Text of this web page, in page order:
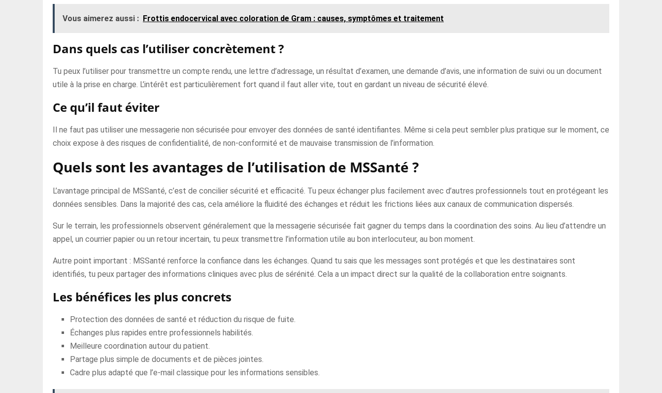
Vous aimerez aussi : Frottis endocervical avec coloration de Gram : causes, symptômes et traitement
Dans quels cas l’utiliser concrètement ?
Tu peux l’utiliser pour transmettre un compte rendu, une lettre d’adressage, un résultat d’examen, une demande d’avis, une information de suivi ou un document
utile à la prise en charge. L’intérêt est particulièrement fort quand il faut aller vite, tout en gardant un niveau de sécurité élevé.
Ce qu’il faut éviter
Il ne faut pas utiliser une messagerie non sécurisée pour envoyer des données de santé identifiantes. Même si cela peut sembler plus pratique sur le moment, ce
choix expose à des risques de confidentialité, de non-conformité et de mauvaise transmission de l’information.
Quels sont les avantages de l’utilisation de MSSanté ?
L’avantage principal de MSSanté, c’est de concilier sécurité et efficacité. Tu peux échanger plus facilement avec d’autres professionnels tout en protégeant les
données sensibles. Dans la majorité des cas, cela améliore la fluidité des échanges et réduit les frictions liées aux canaux de communication dispersés.
Sur le terrain, les professionnels observent généralement que la messagerie sécurisée fait gagner du temps dans la coordination des soins. Au lieu d’attendre un
appel, un courrier papier ou un retour incertain, tu peux transmettre l’information utile au bon interlocuteur, au bon moment.
Autre point important : MSSanté renforce la confiance dans les échanges. Quand tu sais que les messages sont protégés et que les destinataires sont
identifiés, tu peux partager des informations cliniques avec plus de sérénité. Cela a un impact direct sur la qualité de la collaboration entre soignants.
Les bénéfices les plus concrets
Protection des données de santé et réduction du risque de fuite.
Échanges plus rapides entre professionnels habilités.
Meilleure coordination autour du patient.
Partage plus simple de documents et de pièces jointes.
Cadre plus adapté que l’e-mail classique pour les informations sensibles.